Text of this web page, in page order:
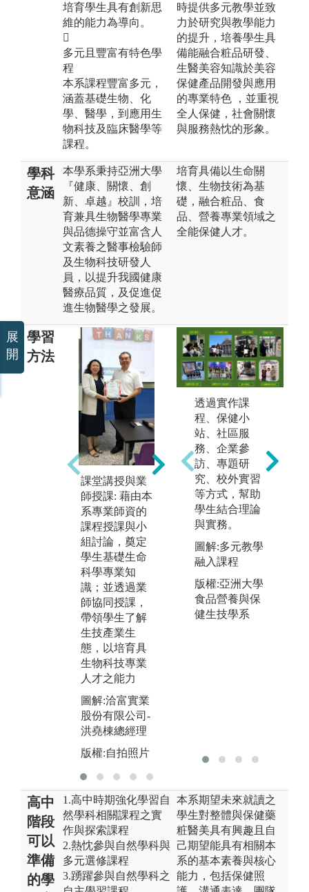
培育學生具有創新思
維的能力為導向。

多元且豐富有特色學
程
本系課程豐富多元，
涵蓋基礎生物、化
學、醫學，到應用生
物科技及臨床醫學等
課程。
時提供多元教學並致
力於研究與教學能力
的提升，培養學生具
備能融合粧品研發、
生醫美容知識於美容
保健產品開發與應用
的專業特色 ，並重視
全人保健，社會關懷
與服務熱忱的形象。
學科
意涵
本學系秉持亞洲大學
『健康、關懷、創
新、卓越』校訓，培
育兼具生物醫學專業
與品德操守並富含人
文素養之醫事檢驗師
及生物科技研發人
員，以提升我國健康
醫療品質，及促進促
進生物醫學之發展。
培育具備以生命關
懷、生物技術為基
礎，融合粧品、食
品、營養專業領域之
全能保健人才。
學習
方法
課堂講授與業
師授課: 藉由本
系專業師資的
課程授課與小
組討論，奠定
學生基礎生命
科學專業知
識；並透過業
師協同授課，
帶領學生了解
生技產業生
態，以培育具
生物科技專業
人才之能力
圖解:洽富實業
股份有限公司-
洪堯棟總經理
版權:自拍照片
PBL創新教學
與就業學程: 藉
由PBL (Proble
m-based learnin
g; Project-based
learning) 教學
法引領學生以
問題導向引發
學習動機，以
提升學習成
效；再透過
「就業學程」
讓學生以生技
產業所需人才
及現況，了解
透過實作課
程、保健小
站、社區服
務、企業參
訪、專題研
究、校外實習
等方式，幫助
學生結合理論
與實務。
圖解:多元教學
融入課程
版權:亞洲大學
食品營養與保
健生技學系
高中
階段
可以
準備
的學
1.高中時期強化學習自
然學科相關課程之實
作與探索課程
2.熱忱參與自然學科與
多元選修課程
3.踴躍參與自然學科之
本系期望未來就讀之
學生對整體與保健藥
粧醫美具有興趣且自
己期望能具有相關本
系的基本素養與核心
能力，包括保健照
展
開